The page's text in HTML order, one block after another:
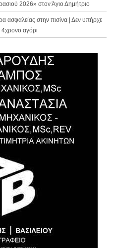
2026» στον Άγιο Δημήτριο
ασφαλείας στην πισίνα | Δεν υπήρχε
αγόρι